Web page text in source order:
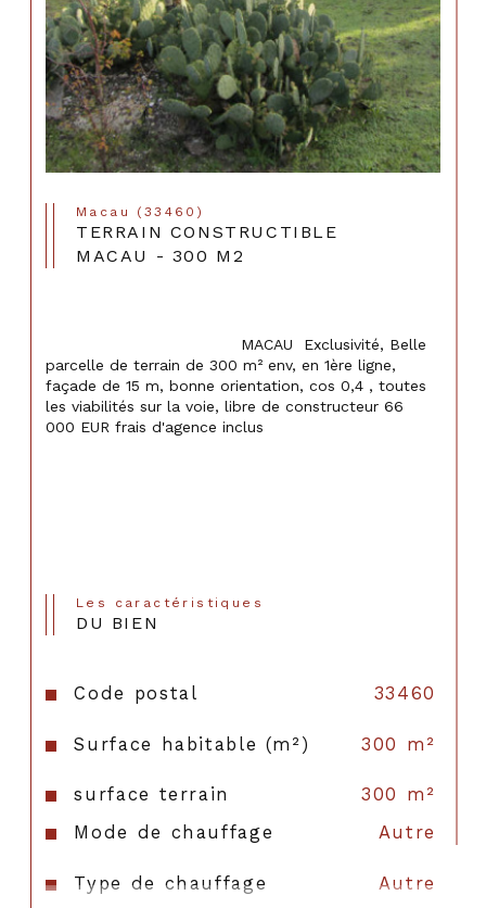
Macau (33460)
TERRAIN CONSTRUCTIBLE
MACAU - 300 M2
parcelle de terrain de 300 m² env, en 1ère ligne,
façade de 15 m, bonne orientation, cos 0,4 , toutes
les viabilités sur la voie, libre de constructeur 66
000 EUR frais d'agence inclus
Les caractéristiques
DU BIEN
Code postal 33460
Surface habitable (m²) 300 m²
surface terrain
300 m²
Mode de chauffage
Autre
Type de chauffage Autre